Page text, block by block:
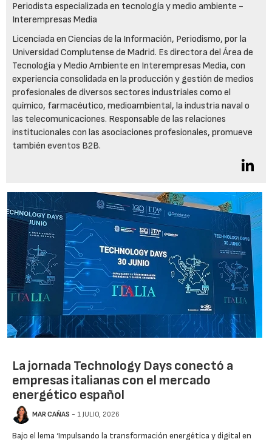
Periodista especializada en tecnología y medio ambiente -
Interempresas Media
Licenciada en Ciencias de la Información, Periodismo, por la
Universidad Complutense de Madrid. Es directora del Área de
Tecnología y Medio Ambiente en Interempresas Media, con
experiencia consolidada en la producción y gestión de medios
profesionales de diversos sectores industriales como el
químico, farmacéutico, medioambiental, la industria naval o
las telecomunicaciones. Responsable de las relaciones
institucionales con las asociaciones profesionales, promueve
también eventos B2B.
La jornada Technology Days conectó a
empresas italianas con el mercado
energético español
MAR CAÑAS - 1 JULIO, 2026
Bajo el lema ‘Impulsando la transformación energética y digital en